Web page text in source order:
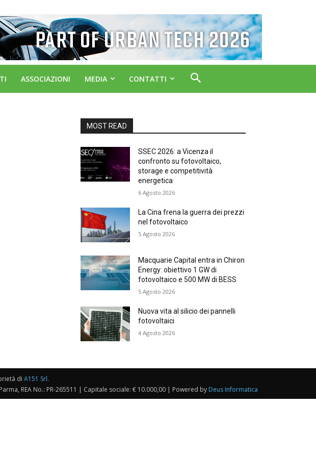
ASSOCIAZIONI MEDIA CONTATTI
MOST READ
SSEC 2026: a Vicenza il
confronto su fotovoltaico,
storage e competitività
energetica
6 Agosto 2026
La Cina frena la guerra dei prezzi
nel fotovoltaico
5 Agosto 2026
Macquarie Capital entra in Chiron
Energy: obiettivo 1 GW di
fotovoltaico e 500 MW di BESS
5 Agosto 2026
Nuova vita al silicio dei pannelli
fotovoltaici
4 Agosto 2026
di A151 Srl.
REA No.: PR-265511 | Capitale sociale: € 10.000,00 | Powered by Deus Informatica